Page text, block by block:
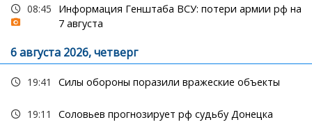
08:45
Информация Генштаба ВСУ: потери армии рф на
7 августа
6 августа 2026, четверг
19:41 Силы обороны поразили вражеские объекты
19:11 Соловьев прогнозирует рф судьбу Донецка